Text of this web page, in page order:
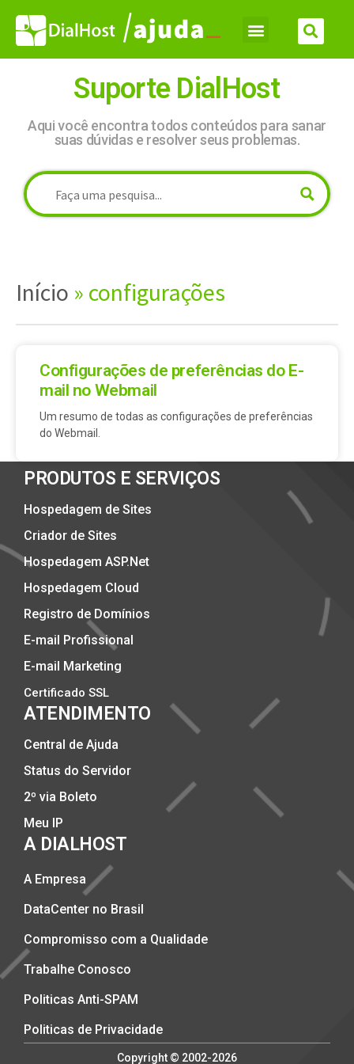
Suporte DialHost
Aqui você encontra todos conteúdos para sanar
suas dúvidas e resolver seus problemas.
Início » configurações
Configurações de preferências do E-
mail no Webmail
Um resumo de todas as configurações de preferências
do Webmail.
PRODUTOS E SERVIÇOS
Hospedagem de Sites
Criador de Sites
Hospedagem ASP.Net
Hospedagem Cloud
Registro de Domínios
E-mail Profissional
E-mail Marketing
Certificado SSL
ATENDIMENTO
Central de Ajuda
Status do Servidor
2º via Boleto
Meu IP
A DIALHOST
A Empresa
DataCenter no Brasil
Compromisso com a Qualidade
Trabalhe Conosco
Politicas Anti-SPAM
Politicas de Privacidade
Copyright © 2002-2026